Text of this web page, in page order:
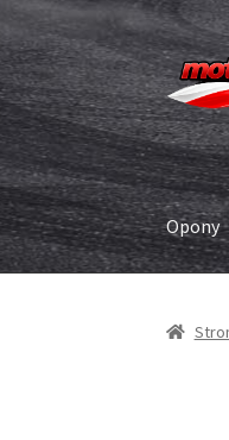
Przejdź
do
Przejdź
do
treści
Opony